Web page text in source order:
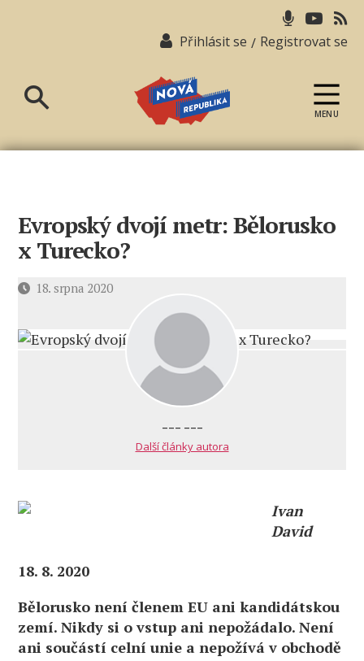
Přihlásit se / Registrovat se
republika
MENU
Evropský dvojí metr: Bělorusko
x Turecko?
Datum18. srpna 2020
--- ---
Další články autora
Ivan
David
18. 8. 2020
Bělorusko není členem EU ani kandidátskou
zemí. Nikdy si o vstup ani nepožádalo. Není
ani součástí celní unie a nepožívá v obchodě